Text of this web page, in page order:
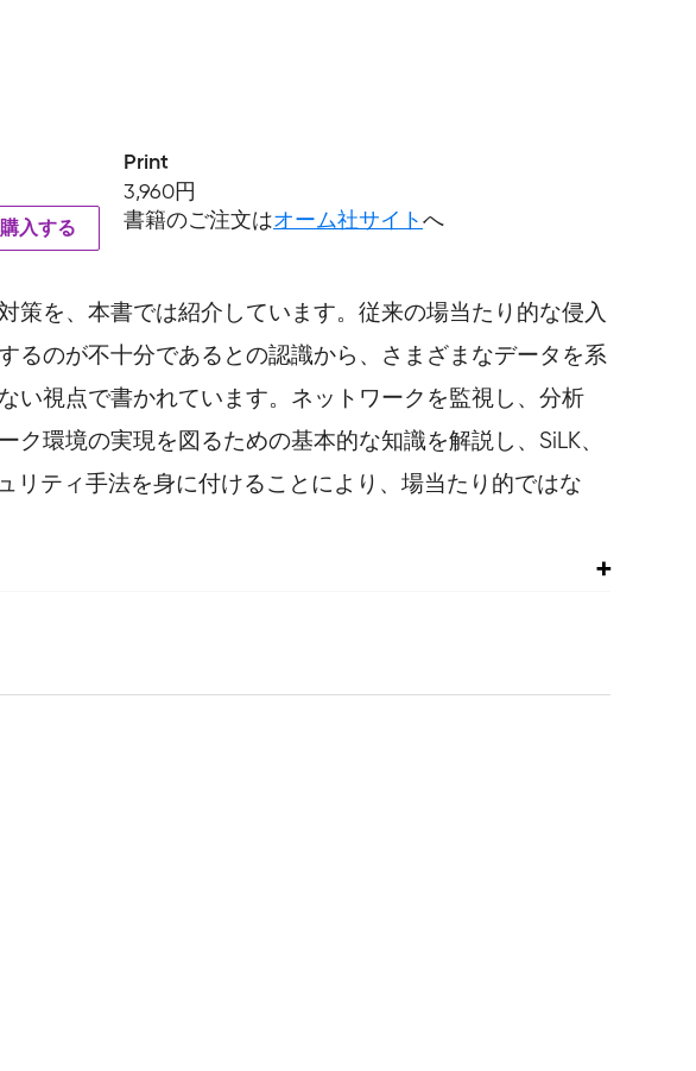
入する
Print
3,960円
書籍のご注文はオーム社サイトへ
を、本書では紹介しています。従来の場当たり的な侵入
るのが不十分であるとの認識から、さまざまなデータを系
い視点で書かれています。ネットワークを監視し、分析
環境の実現を図るための基本的な知識を解説し、SiLK、
ティ手法を身に付けることにより、場当たり的ではな